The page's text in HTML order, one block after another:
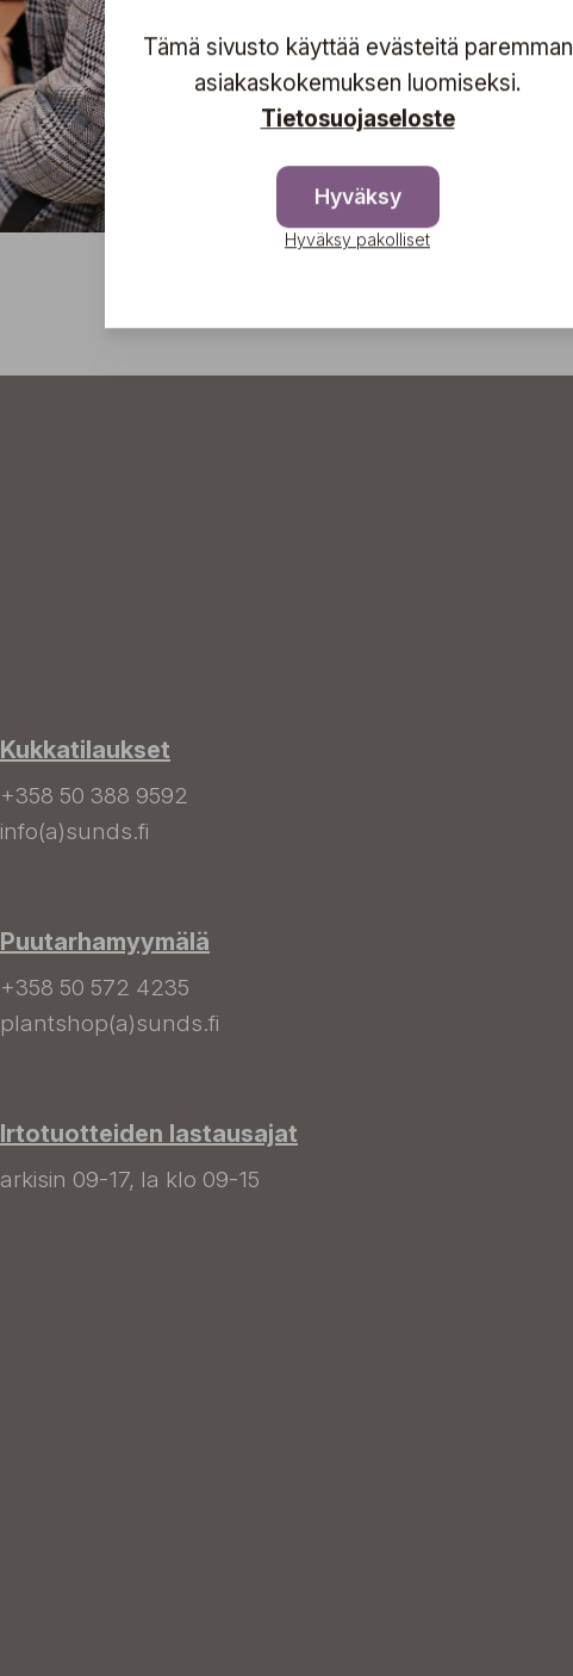
Kukkatilaukset
+358 50 388 9592
info(a)sunds.fi
Puutarhamyymälä
+358 50 572 4235
plantshop(a)sunds.fi
Irtotuotteiden lastausajat
arkisin 09-17, la klo 09-15
Tämä sivusto käyttää evästeitä paremman
asiakaskokemuksen luomiseksi.
Tietosuojaseloste
Hyväksy
Hyväksy pakolliset